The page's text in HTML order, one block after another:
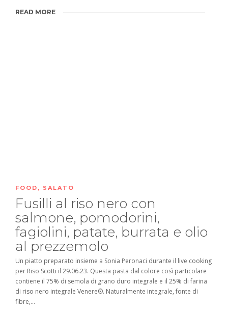
READ MORE
FOOD , SALATO
Fusilli al riso nero con
salmone, pomodorini,
fagiolini, patate, burrata e olio
al prezzemolo
Un piatto preparato insieme a Sonia Peronaci durante il live cooking
per Riso Scotti il 29.06.23. Questa pasta dal colore così particolare
contiene il 75% di semola di grano duro integrale e il 25% di farina
di riso nero integrale Venere®. Naturalmente integrale, fonte di
fibre,...